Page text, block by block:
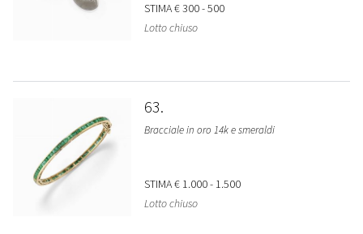
STIMA€ 300 - 500
Lotto chiuso
63
Bracciale in oro 14k e smeraldi
STIMA€ 1.000 - 1.500
Lotto chiuso